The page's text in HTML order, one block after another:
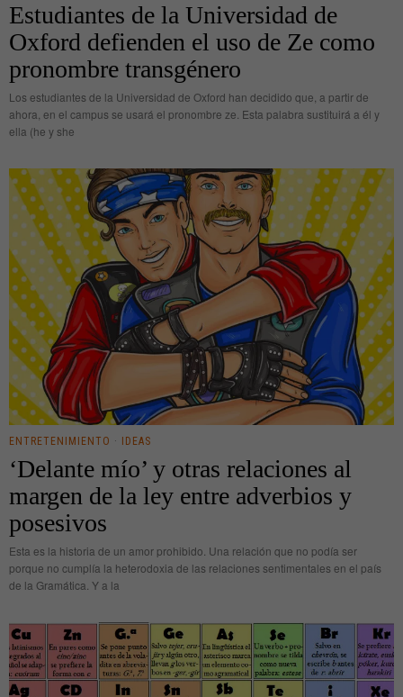
Estudiantes de la Universidad de
Oxford defienden el uso de Ze como
pronombre transgénero
Los estudiantes de la Universidad de Oxford han decidido que, a partir de
ahora, en el campus se usará el pronombre ze. Esta palabra sustituirá a él y
ella (he y she
ENTRETENIMIENTO · IDEAS
‘Delante mío’ y otras relaciones al
margen de la ley entre adverbios y
posesivos
Esta es la historia de un amor prohibido. Una relación que no podía ser
porque no cumplía la heterodoxia de las relaciones sentimentales en el país
de la Gramática. Y a la